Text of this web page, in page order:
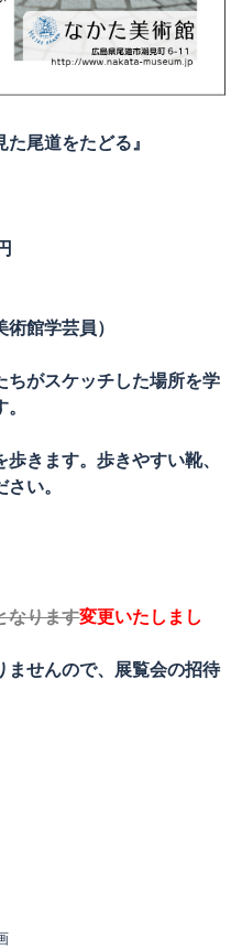
尾道をたどる』
館学芸員）
がスケッチした場所を学
歩きます。歩きやすい靴、
い。
なります変更いたしまし
ませんので、展覧会の招待